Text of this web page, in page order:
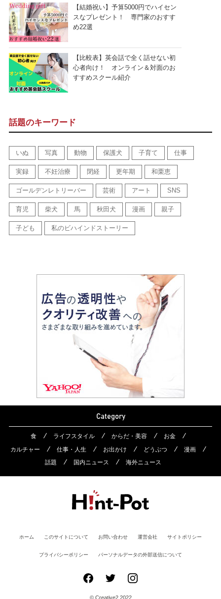
【結婚祝い】予算5000円でハイセン
スなプレゼント！ 専門家のおすす
め22選
【比較表】英会話で全く話せない初
心者向け！ オンライン＆対面のお
すすめスクール紹介
話題のキーワード
いぬ 写真 動物 保護犬 子育て 仕事
実録 不妊治療 閉経 更年期 和栗恵
ゴールデンレトリーバー 芸術 アート SNS
育児 柴犬 馬 秋田犬 漫画 親子
子ども 私のビハインドストーリー
Category
食 ライフスタイル からだ・美容
お金
カルチャー
仕事・人生 お出かけ どうぶつ
漫画
話題
国内ニュース 海外ニュース
ホーム このサイトについて お問い合わせ 運営会社 サイトポリシー
プライバシーポリシー パーソナルデータの外部送信について
© Creative2 2022